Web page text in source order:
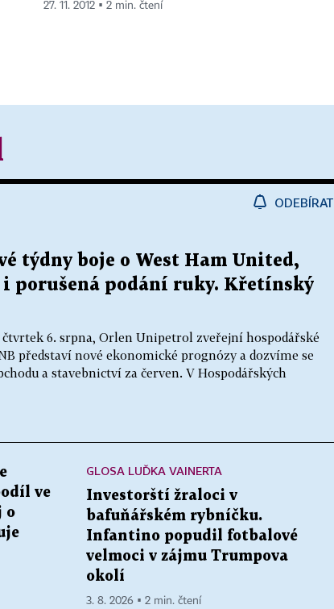
27. 11. 2012 ▪ 2 min. čtení
ODEBÍRAT
týdny boje o West Ham United,
porušená podání ruky. Křetínský
6. srpna, Orlen Unipetrol zveřejní hospodářské
představí nové ekonomické prognózy a dozvíme se
a stavebnictví za červen. V Hospodářských
ve
o
GLOSA LUĎKA VAINERTA
Investorští žraloci v
bafuňářském rybníčku.
Infantino popudil fotbalové
velmoci v zájmu Trumpova
okolí
3. 8. 2026 ▪ 2 min. čtení